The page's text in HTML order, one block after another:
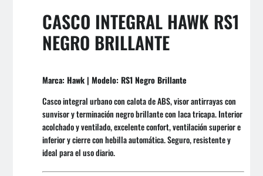
CASCO INTEGRAL HAWK RS1
NEGRO BRILLANTE
Marca: Hawk | Modelo: RS1 Negro Brillante
Casco integral urbano con calota de ABS, visor antirrayas con
sunvisor y terminación negro brillante con laca tricapa. Interior
acolchado y ventilado, excelente confort, ventilación superior e
inferior y cierre con hebilla automática. Seguro, resistente y
ideal para el uso diario.